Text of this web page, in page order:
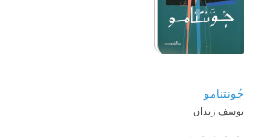
جُونتنامو
يوسف زيدان